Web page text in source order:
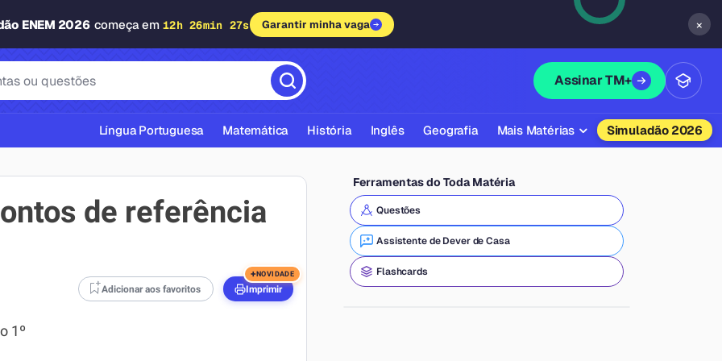
ENEM 2026 começa em 12h 26min 26s Garantir minha vaga ×
Assinar TM+
ABNT
Língua Portuguesa Matemática História Inglês Geografia Mais Matérias
Química
Física
Filosofia
Simuladão 2026
de referência
Adicionar aos favoritos Imprimir
+NOVIDADE
1º
Ferramentas do Toda Matéria
Questões
Assistente de Dever de Casa
Flashcards